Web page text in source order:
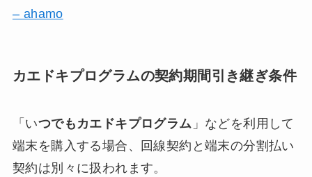
– ahamo
カエドキプログラムの契約期間引き継ぎ条件
「いつでもカエドキプログラム 」などを利用して
端末を購入する場合、回線契約と端末の分割払い
契約は別々に扱われます。